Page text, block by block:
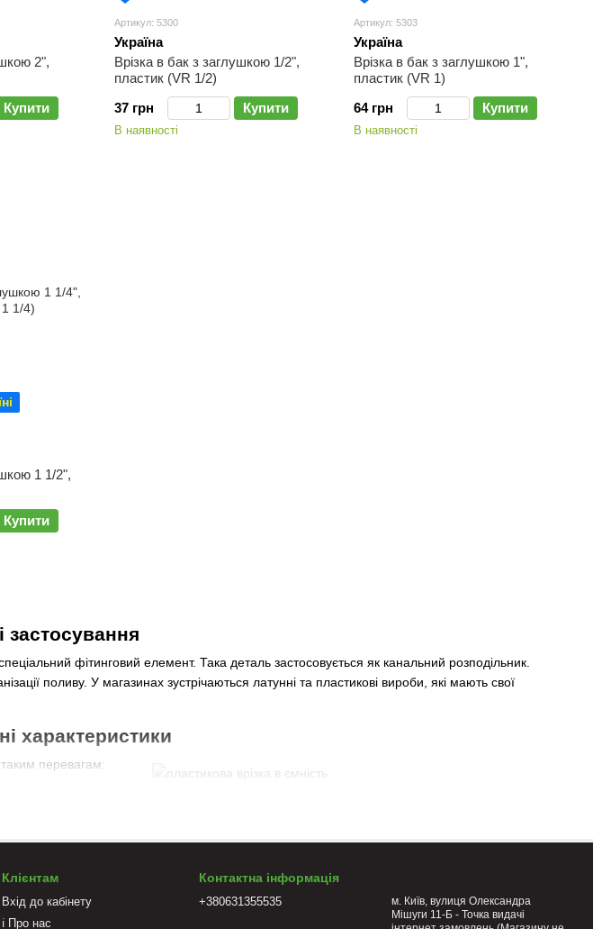
застосування
фітинговий елемент. Така деталь застосовується як канальний розподільник.
поливу. У магазинах зустрічаються латунні та пластикові вироби, які мають свої
характеристики
перевагам:
дюймів. Завдяки цьому підбір інших комплектуючих системи поливу труднощів не викликає.
штуцера є схильність до температурних перепадів. Внаслідок цього матеріал
час монтажу.
2",
Купити
Артикул: 5300
Україна
Врізка в бак з заглушкою 1/2",
пластик (VR 1/2)
37 грн
Купити
В наявності
Артикул: 5303
Україна
Врізка в бак з заглушкою 1",
пластик (VR 1)
64 грн
Купити
В наявності
1 1/2",
Купити
Клієнтам
Вхід до кабінету
ℹ️ Про нас
Контактна інформація
+380631355535
м. Київ, вулиця Олександра
Мішуги 11-Б - Точка видачі